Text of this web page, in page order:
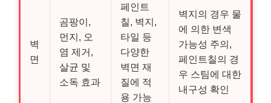
벽
면
곰팡이,
먼지, 오
염 제거,
살균 및
소독 효과
페인트
칠, 벽지,
타일 등
다양한
벽면 재
질에 적
용 가능
벽지의 경우 물
에 의한 변색
가능성 주의,
페인트칠의 경
우 스팀에 대한
내구성 확인